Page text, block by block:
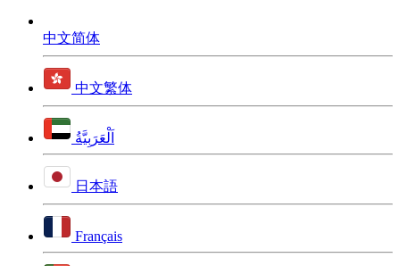
中文简体
中文繁体
اَلْعَرَبِيَّةُ
日本語
Français